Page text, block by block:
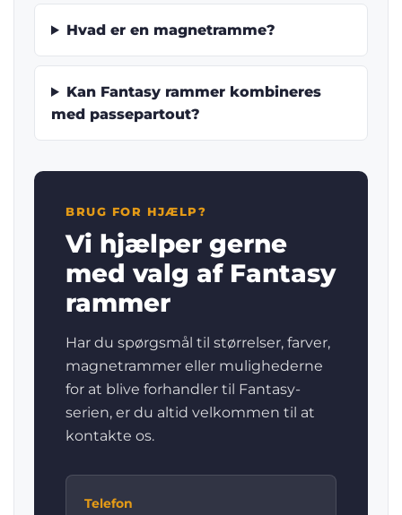
Hvad er en magnetramme?
Kan Fantasy rammer kombineres
med passepartout?
BRUG FOR HJÆLP?
Vi hjælper gerne
med valg af Fantasy
rammer
Har du spørgsmål til størrelser, farver,
magnetrammer eller mulighederne
for at blive forhandler til Fantasy-
serien, er du altid velkommen til at
kontakte os.
Telefon